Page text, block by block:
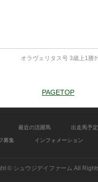
オラヴェリタス号 3歳上1勝
最近の活躍馬 出走馬予定
募集 インフォメーション
© シュウジデイファーム All